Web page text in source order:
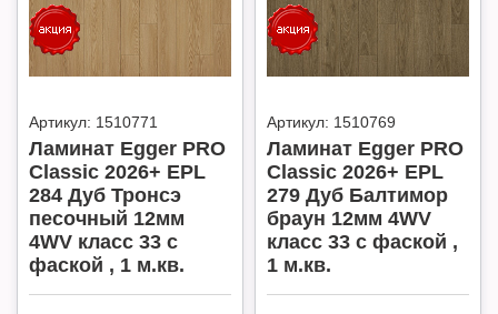
Артикул: 1510771
Ламинат Egger PRO
Classic 2026+ EPL
284 Дуб Тронсэ
песочный 12мм
4WV класс 33 с
фаской , 1 м.кв.
Артикул: 1510769
Ламинат Egger PRO
Classic 2026+ EPL
279 Дуб Балтимор
браун 12мм 4WV
класс 33 с фаской ,
1 м.кв.